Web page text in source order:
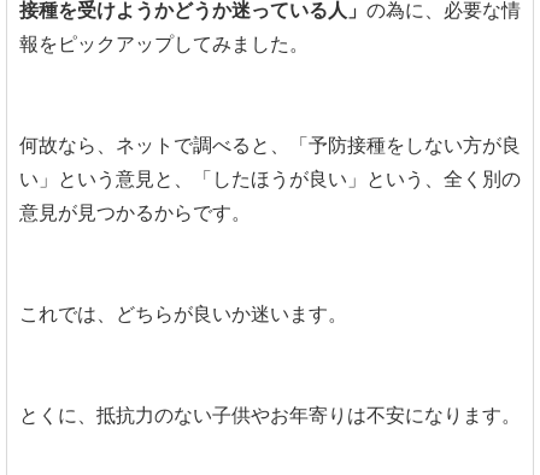
接種を受けようかどうか迷っている人」 の為に、必要な情
報をピックアップしてみました。
何故なら、ネットで調べると、「予防接種をしない方が良
い」という意見と、「したほうが良い」という、全く別の
意見が見つかるからです。
これでは、どちらが良いか迷います。
とくに、抵抗力のない子供やお年寄りは不安になります。